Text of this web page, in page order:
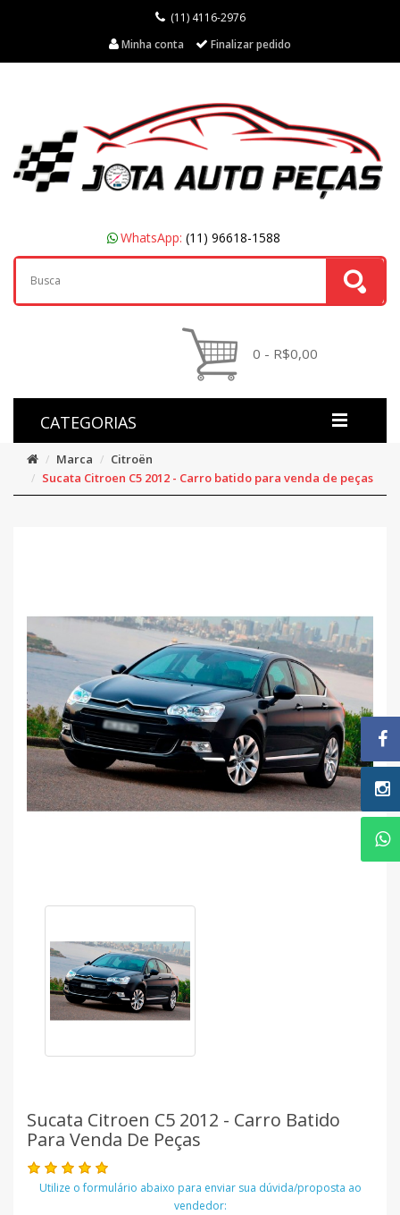
(11) 4116-2976
Minha conta
Finalizar pedido
WhatsApp: (11) 96618-1588
0 - R$0,00
CATEGORIAS
Marca
Citroën
Sucata Citroen C5 2012 - Carro batido para venda de peças
Sucata Citroen C5 2012 - Carro Batido
Para Venda De Peças
Utilize o formulário abaixo para enviar sua dúvida/proposta ao
vendedor: